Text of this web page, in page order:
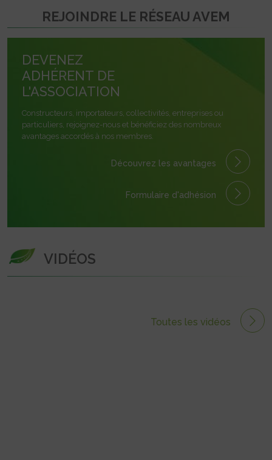
REJOINDRE LE RÉSEAU AVEM
DEVENEZ
ADHÉRENT DE
L'ASSOCIATION
Constructeurs, importateurs, collectivités, entreprises ou
particuliers, rejoignez-nous et bénéficiez des nombreux
avantages accordés à nos membres.
Découvrez les avantages
Formulaire d'adhésion
VIDÉOS
Toutes les vidéos